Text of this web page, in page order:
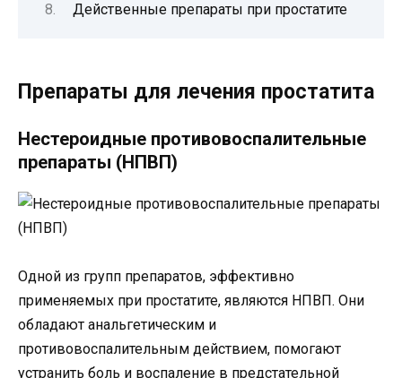
Действенные препараты при простатите
Препараты для лечения простатита
Нестероидные противовоспалительные
препараты (НПВП)
Одной из групп препаратов, эффективно
применяемых при простатите, являются НПВП. Они
обладают анальгетическим и
противовоспалительным действием, помогают
устранить боль и воспаление в предстательной